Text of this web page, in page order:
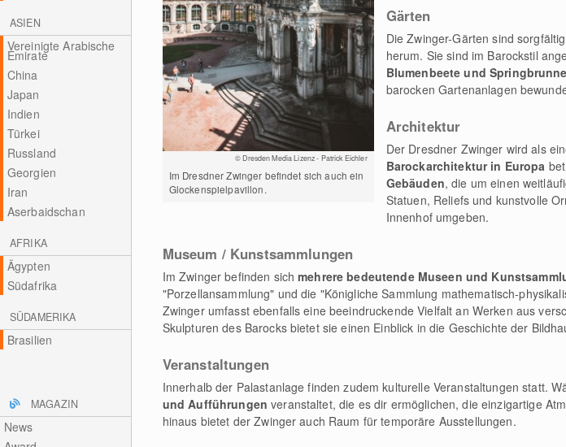
ASIEN
Vereinigte Arabische
Emirate
China
Japan
Indien
Türkei
Russland
Georgien
Iran
Aserbaidschan
AFRIKA
Ägypten
Südafrika
SÜDAMERIKA
Brasilien
MAGAZIN
News
© Dresden Media Lizenz - Patrick Eichler
Im Dresdner Zwinger befindet sich auch ein
Glockenspielpavillon.
Gärten
Die Zwinger-Gärten sind
herum. Sie sind im Barockstil
Blumenbeete und
barocken Gartenanlagen
Architektur
Der Dresdner Zwinger wird als
Barockarchitektur in Europa
Gebäuden, die um einen
Statuen, Reliefs und kunstvolle
Innenhof umgeben.
Museum / Kunstsammlungen
Im Zwinger befinden sichmehrere bedeutende Museen und
"Porzellansammlung" und die "Königliche Sammlung mathematisch-
Zwinger umfasst ebenfalls eine beeindruckende Vielfalt an Werken aus
Skulpturen des Barocks bietet sie einen Einblick in die Geschichte der
Veranstaltungen
Innerhalb der Palastanlage finden zudem kulturelle Veranstaltungen statt.
und Aufführungen veranstaltet, die es dir ermöglichen, die einzigartige
hinaus bietet der Zwinger auch Raum für temporäre Ausstellungen.